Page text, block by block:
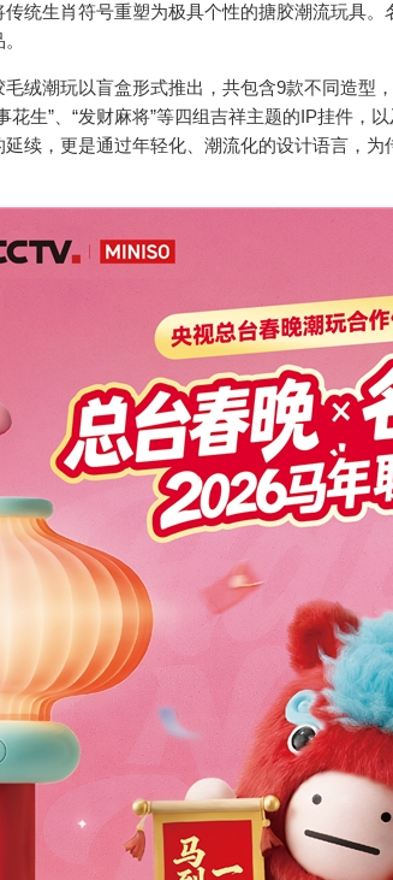
统生肖符号重塑为极具个性的搪胶潮流玩具
潮玩以盲盒形式推出，共包含9款不同造型
花生”、“发财麻将”等四组吉祥主题的IP挂件，
续，更是通过年轻化、潮流化的设计语言，